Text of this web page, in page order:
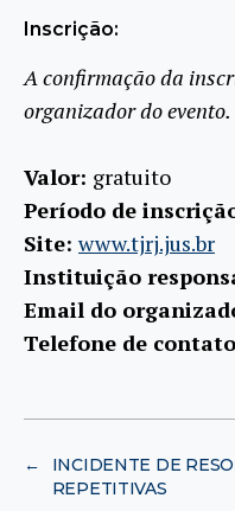
Inscrição:
A confirmação da
organizador do evento.
Valor: gratuito
Período de
Site:www.tjrj.jus.br
Instituição
Email do
Telefone de
←
INCIDENTE DE
REPETITIVAS